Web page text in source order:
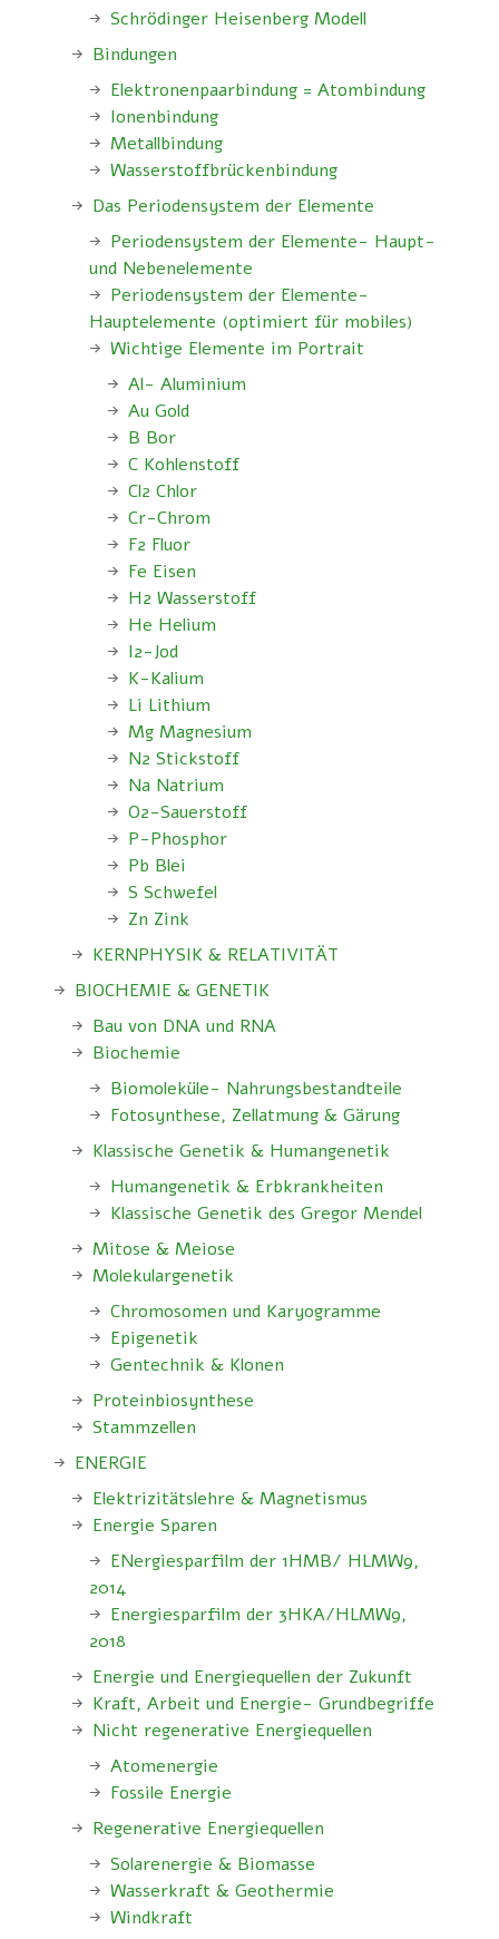
Schrödinger Heisenberg Modell
Bindungen
Elektronenpaarbindung = Atombindung
Ionenbindung
Metallbindung
Wasserstoffbrückenbindung
Das Periodensystem der Elemente
Periodensystem der Elemente- Haupt-
und Nebenelemente
Periodensystem der Elemente-
Hauptelemente (optimiert für mobiles)
Wichtige Elemente im Portrait
Al- Aluminium
Au Gold
B Bor
C Kohlenstoff
Cl2 Chlor
Cr-Chrom
F2 Fluor
Fe Eisen
H2 Wasserstoff
He Helium
I2-Jod
K-Kalium
Li Lithium
Mg Magnesium
N2 Stickstoff
Na Natrium
O2-Sauerstoff
P-Phosphor
Pb Blei
S Schwefel
Zn Zink
KERNPHYSIK & RELATIVITÄT
BIOCHEMIE & GENETIK
Bau von DNA und RNA
Biochemie
Biomoleküle- Nahrungsbestandteile
Fotosynthese, Zellatmung & Gärung
Klassische Genetik & Humangenetik
Humangenetik & Erbkrankheiten
Klassische Genetik des Gregor Mendel
Mitose & Meiose
Molekulargenetik
Chromosomen und Karyogramme
Epigenetik
Gentechnik & Klonen
Proteinbiosynthese
Stammzellen
ENERGIE
Elektrizitätslehre & Magnetismus
Energie Sparen
ENergiesparfilm der 1HMB/ HLMW9,
2014
Energiesparfilm der 3HKA/HLMW9,
2018
Energie und Energiequellen der Zukunft
Kraft, Arbeit und Energie- Grundbegriffe
Nicht regenerative Energiequellen
Atomenergie
Fossile Energie
Regenerative Energiequellen
Solarenergie & Biomasse
Wasserkraft & Geothermie
Windkraft